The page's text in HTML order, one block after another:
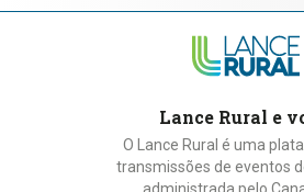
Lance Rural e
O Lance Rural é uma
transmissões de eventos